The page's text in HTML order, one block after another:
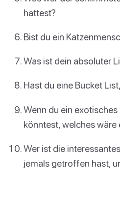
hattest?
Bist du ein
Was ist dein absoluter
Hast du eine Bucket
Wenn du ein
könntest, welches wäre
Wer ist die
jemals getroffen hast,